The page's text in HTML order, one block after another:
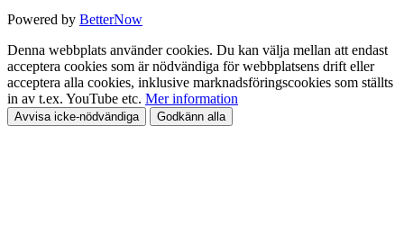
Powered by BetterNow
Denna webbplats använder cookies. Du kan välja mellan att endast
acceptera cookies som är nödvändiga för webbplatsens drift eller
acceptera alla cookies, inklusive marknadsföringscookies som ställts
in av t.ex. YouTube etc. Mer information
Avvisa icke-nödvändiga Godkänn alla